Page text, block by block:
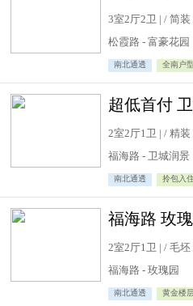
3室2厅2卫 | / 简装
松霞路 - 富豪花园
南北通透 全南户型
2室2厅1卫 | / 精装
福海路 - 卫城润景
南北通透 拎包入
福海路 玫
2室2厅1卫 | / 毛坯
福海路 - 玫瑰园
南北通透 黄金楼